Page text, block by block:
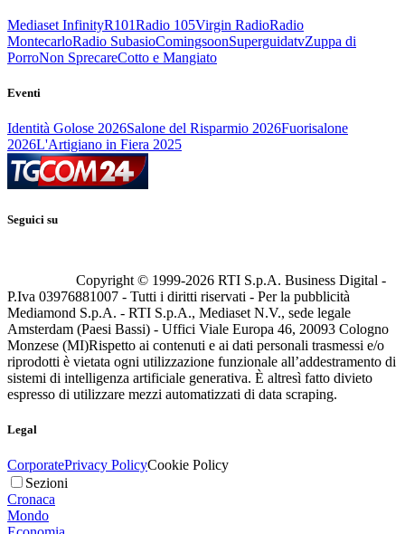
Mediaset InfinityR101Radio 105Virgin RadioRadio
MontecarloRadio SubasioComingsoonSuperguidatvZuppa di
PorroNon SprecareCotto e Mangiato
Eventi
Identità Golose 2026Salone del Risparmio 2026Fuorisalone
2026L'Artigiano in Fiera 2025
Seguici su
Copyright © 1999-2026 RTI S.p.A. Business Digital -
P.Iva 03976881007 - Tutti i diritti riservati - Per la pubblicità
Mediamond S.p.A. - RTI S.p.A., Mediaset N.V., sede legale
Amsterdam (Paesi Bassi) - Uffici Viale Europa 46, 20093 Cologno
Monzese (MI)Rispetto ai contenuti e ai dati personali trasmessi e/o
riprodotti è vietata ogni utilizzazione funzionale all’addestramento di
sistemi di intelligenza artificiale generativa. È altresì fatto divieto
espresso di utilizzare mezzi automatizzati di data scraping.
Legal
CorporatePrivacy PolicyCookie Policy
Sezioni
Cronaca
Mondo